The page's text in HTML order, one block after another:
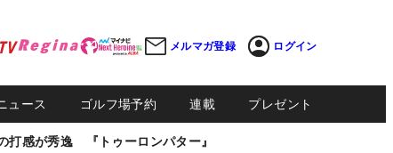
メルマガ登録 ログイン
ュース ゴルフ場予約 連載 プレゼント
打感が秀逸 『トゥーロンパター』